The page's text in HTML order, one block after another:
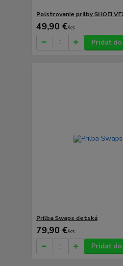
Polstrovanie prilby SHOEI
49,90 €/ks
Pridať
Prilba Swaps detská
79,90 €/ks
Pridať